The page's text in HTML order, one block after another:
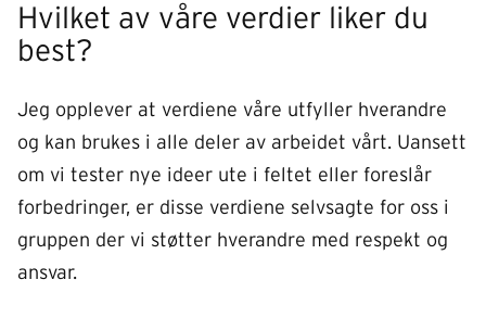
Hvilket av våre verdier liker du
best?
Jeg opplever at verdiene våre utfyller hverandre
og kan brukes i alle deler av arbeidet vårt. Uansett
om vi tester nye ideer ute i feltet eller foreslår
forbedringer, er disse verdiene selvsagte for oss i
gruppen der vi støtter hverandre med respekt og
ansvar.